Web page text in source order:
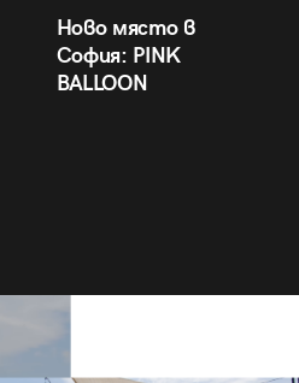
Ново място в
София: PINK
BALLOON